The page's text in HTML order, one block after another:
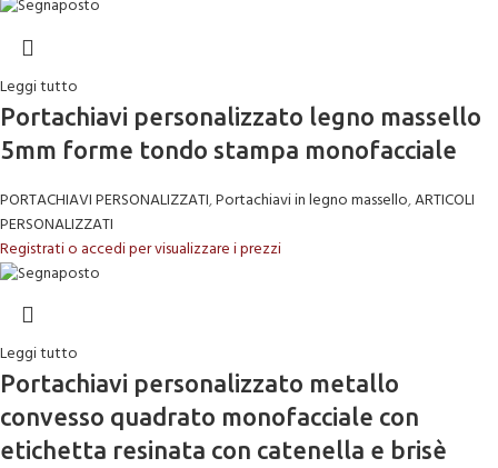
Leggi tutto
Portachiavi personalizzato legno massello
5mm forme tondo stampa monofacciale
PORTACHIAVI PERSONALIZZATI,Portachiavi in legno massello,ARTICOLI
PERSONALIZZATI
Registrati o accedi per visualizzare i prezzi
Leggi tutto
Portachiavi personalizzato metallo
convesso quadrato monofacciale con
etichetta resinata con catenella e brisè